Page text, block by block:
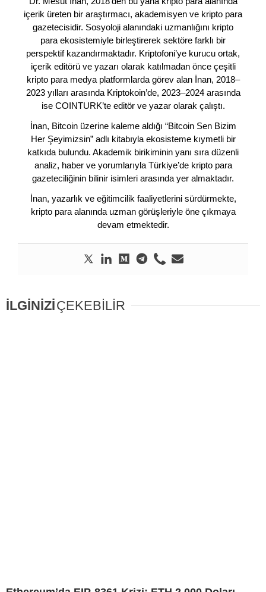
içerik üreten bir araştırmacı, akademisyen ve kripto para
gazetecisidir. Sosyoloji alanındaki uzmanlığını kripto
para ekosistemiyle birleştirerek sektöre farklı bir
perspektif kazandırmaktadır. Kriptofoni’ye kurucu ortak,
içerik editörü ve yazarı olarak katılmadan önce çeşitli
kripto para medya platformlarda görev alan İnan, 2018–
2023 yılları arasında Kriptokoin’de, 2023–2024 arasında
ise COINTURK’te editör ve yazar olarak çalıştı.
İnan, Bitcoin üzerine kaleme aldığı “Bitcoin Sen Bizim
Her Şeyimizsin” adlı kitabıyla ekosisteme kıymetli bir
katkıda bulundu. Akademik birikiminin yanı sıra düzenli
analiz, haber ve yorumlarıyla Türkiye’de kripto para
gazeteciliğinin bilinir isimleri arasında yer almaktadır.
İnan, yazarlık ve eğitimcilik faaliyetlerini sürdürmekte,
kripto para alanında uzman görüşleriyle öne çıkmaya
devam etmektedir.
İLGİNİZİÇEKEBİLİR